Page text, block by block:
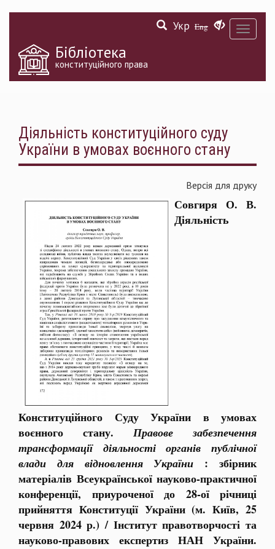
Toggle
Укр Eng
Бібліотека
конституційного права
Діяльність конституційного суду
України в умовах воєнного стану
Версія для друку
Совгиря О. В.
Діяльність
Конституційного Суду України в умовах
воєнного стану. Правове забезпечення
трансформації діяльності органів публічної
влади для відновлення України : збірник
матеріалів Всеукраїнської науково-практичної
конференції, приуроченої до 28-ої річниці
прийняття Конституції України (м. Київ, 25
червня 2024 р.) / Інститут правотворчості та
науково-правових експертиз НАН України.